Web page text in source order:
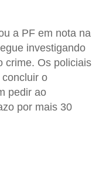
a PF em nota na
investigando
crime. Os policiais
o
pedir ao
por mais 30